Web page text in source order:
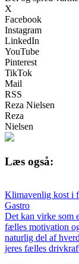
X
Facebook
Instagram
LinkedIn
YouTube
Pinterest
TikTok
Mail
RSS
Reza Nielsen
Reza
Nielsen
Læs også:
Klimavenlig kost i
Gastro
Det kan virke som
fælles motivation
naturlig del af
jeres fælles